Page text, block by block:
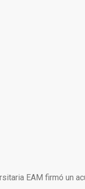
EAM firmó un